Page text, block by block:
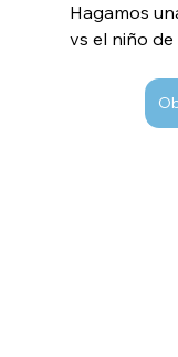
Hagamos
vs el niño de